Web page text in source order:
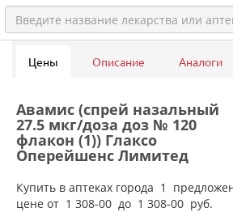
Цены Описание Аналоги
Авамис (спрей назальный
27.5 мкг/доза доз № 120
флакон (1)) Глаксо
Оперейшенс Лимитед
Великобритания в аптеках
города Копейска
(Челябинская обл)
Купить в аптеках города 1
цене от 1 308-00 до 1 308-00 руб.